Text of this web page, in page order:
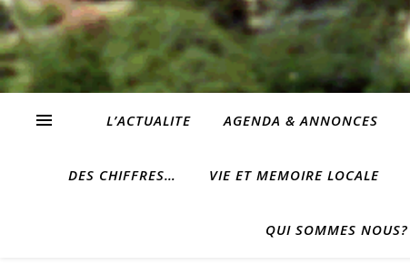
L’ACTUALITE AGENDA & ANNONCES
DES CHIFFRES… VIE ET MEMOIRE LOCALE
QUI SOMMES NOUS?